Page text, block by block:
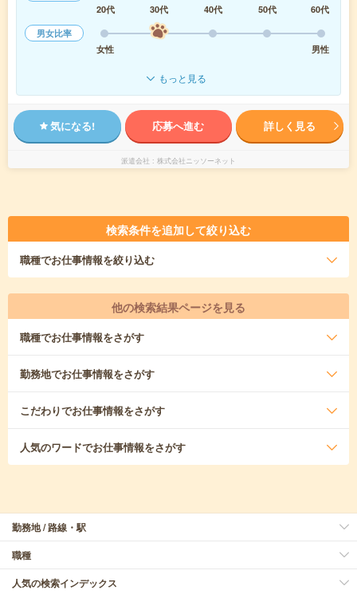
20代
30代 40代 50代
60代
男女比率
女性
男性
もっと見る
気になる! 応募へ進む 詳しく見る
派遣会社 株式会社ニッソーネット
検索条件を追加して絞り込む
職種でお仕事情報を絞り込む
他の検索結果ページを見る
職種でお仕事情報をさがす
勤務地でお仕事情報をさがす
こだわりでお仕事情報をさがす
人気のワードでお仕事情報をさがす
勤務地 / 路線・駅
職種
人気の検索インデックス